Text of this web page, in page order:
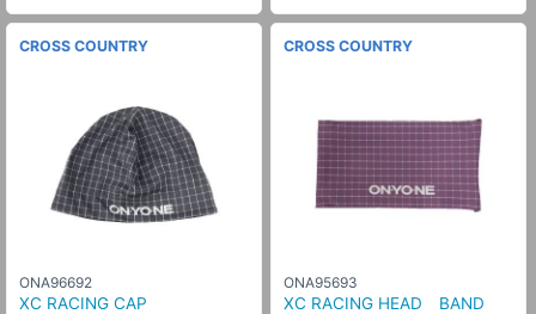
CROSS COUNTRY
ONA96692
XC RACING CAP
CROSS COUNTRY
ONA95693
XC RACING HEAD BAND